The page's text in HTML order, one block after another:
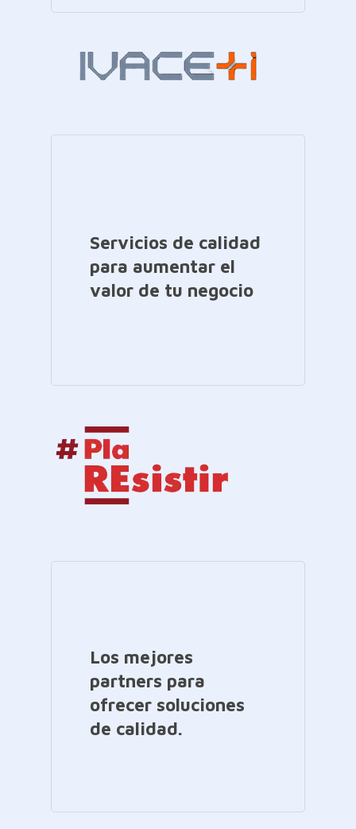
Servicios de calidad
para aumentar el
valor de tu negocio
Los mejores
partners para
ofrecer soluciones
de calidad.